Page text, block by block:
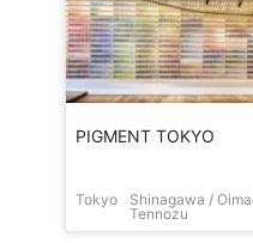
PIGMENT TOKYO
Tokyo
Shinagawa /
Tennozu